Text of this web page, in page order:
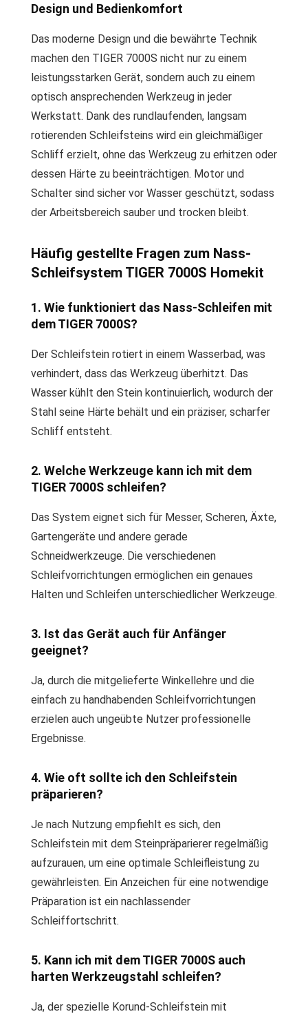
Design und Bedienkomfort
Das moderne Design und die bewährte Technik
machen den TIGER 7000S nicht nur zu einem
leistungsstarken Gerät, sondern auch zu einem
optisch ansprechenden Werkzeug in jeder
Werkstatt. Dank des rundlaufenden, langsam
rotierenden Schleifsteins wird ein gleichmäßiger
Schliff erzielt, ohne das Werkzeug zu erhitzen oder
dessen Härte zu beeinträchtigen. Motor und
Schalter sind sicher vor Wasser geschützt, sodass
der Arbeitsbereich sauber und trocken bleibt.
Häufig gestellte Fragen zum Nass-
Schleifsystem TIGER 7000S Homekit
1. Wie funktioniert das Nass-Schleifen mit
dem TIGER 7000S?
Der Schleifstein rotiert in einem Wasserbad, was
verhindert, dass das Werkzeug überhitzt. Das
Wasser kühlt den Stein kontinuierlich, wodurch der
Stahl seine Härte behält und ein präziser, scharfer
Schliff entsteht.
2. Welche Werkzeuge kann ich mit dem
TIGER 7000S schleifen?
Das System eignet sich für Messer, Scheren, Äxte,
Gartengeräte und andere gerade
Schneidwerkzeuge. Die verschiedenen
Schleifvorrichtungen ermöglichen ein genaues
Halten und Schleifen unterschiedlicher Werkzeuge.
3. Ist das Gerät auch für Anfänger
geeignet?
Ja, durch die mitgelieferte Winkellehre und die
einfach zu handhabenden Schleifvorrichtungen
erzielen auch ungeübte Nutzer professionelle
Ergebnisse.
4. Wie oft sollte ich den Schleifstein
präparieren?
Je nach Nutzung empfiehlt es sich, den
Schleifstein mit dem Steinpräparierer regelmäßig
aufzurauen, um eine optimale Schleifleistung zu
gewährleisten. Ein Anzeichen für eine notwendige
Präparation ist ein nachlassender
Schleiffortschritt.
5. Kann ich mit dem TIGER 7000S auch
harten Werkzeugstahl schleifen?
Ja, der spezielle Korund-Schleifstein mit